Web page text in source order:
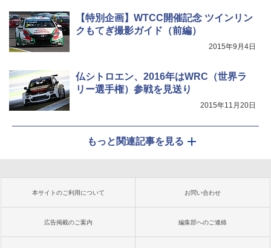
【特別企画】WTCC開催記念 ツインリン
クもてぎ撮影ガイド（前編）
2015年9月4日
仏シトロエン、2016年はWRC（世界ラ
リー選手権）参戦を見送り
2015年11月20日
もっと関連記事を見る
本サイトのご利用について お問い合わせ
広告掲載のご案内 編集部へのご連絡